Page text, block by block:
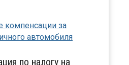
компенсации за
автомобиля
по налогу на